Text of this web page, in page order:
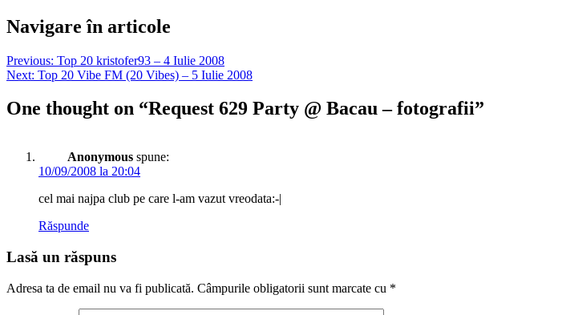
Navigare în articole
Previous: Top 20 kristofer93 – 4 Iulie 2008
Next: Top 20 Vibe FM (20 Vibes) – 5 Iulie 2008
One thought on “Request 629 Party @ Bacau – fotografii”
Anonymous spune:
10/09/2008 la 20:04
cel mai najpa club pe care l-am vazut vreodata:-|
Răspunde
Lasă un răspuns
Adresa ta de email nu va fi publicată. Câmpurile obligatorii sunt marcate cu *